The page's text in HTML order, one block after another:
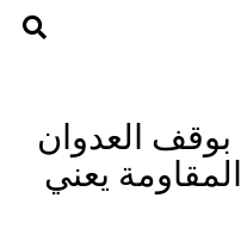
العدوان
يعني